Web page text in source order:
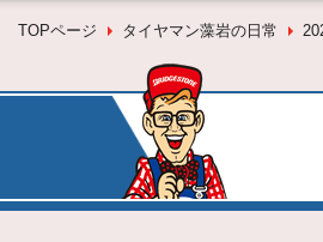
TOPページ タイヤマン藻岩の日常